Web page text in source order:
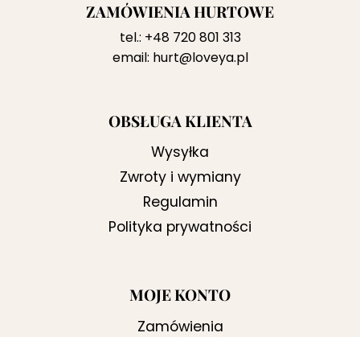
ZAMÓWIENIA HURTOWE
tel.: +48 720 801 313
email: hurt@loveya.pl
OBSŁUGA KLIENTA
Wysyłka
Zwroty i wymiany
Regulamin
Polityka prywatności
MOJE KONTO
Zamówienia